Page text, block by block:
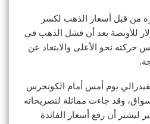
من قبل أسعار الذهب لكسر
الدعم عند 1930 دولار للأونصة بعد أن فشل الذهب في
حركته نحو الأعلى والابتعاد عن
يوم أمس أمام الكونجرس
وقد جاءت مماثلة لتصريحاته
ليشير أن رفع أسعار الفائدة